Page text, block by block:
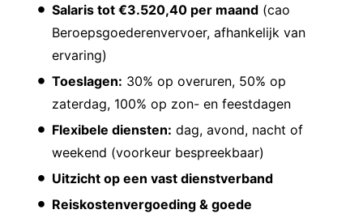
Salaris tot €3.520,40 per maand (cao
Beroepsgoederenvervoer, afhankelijk van
ervaring)
Toeslagen: 30% op overuren, 50% op
zaterdag, 100% op zon- en feestdagen
Flexibele diensten: dag, avond, nacht of
weekend (voorkeur bespreekbaar)
Uitzicht op een vast dienstverband
Reiskostenvergoeding & goede